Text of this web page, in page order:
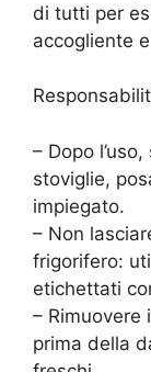
di tutti per
accogliente
– Dopo
stoviglie,
impiegato.
– Non
frigorifero:
etichettati
– Rimuovere
prima della